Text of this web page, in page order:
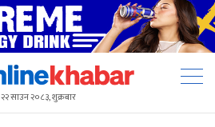
२२ साउन २०८३, शुक्रबार